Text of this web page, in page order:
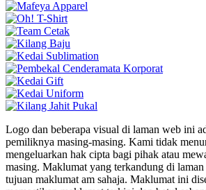
Logo dan beberapa visual di laman web ini
pemiliknya masing-masing. Kami tidak
mengeluarkan hak cipta bagi pihak atau
masing. Maklumat yang terkandung di
tujuan maklumat am sahaja. Maklumat ini